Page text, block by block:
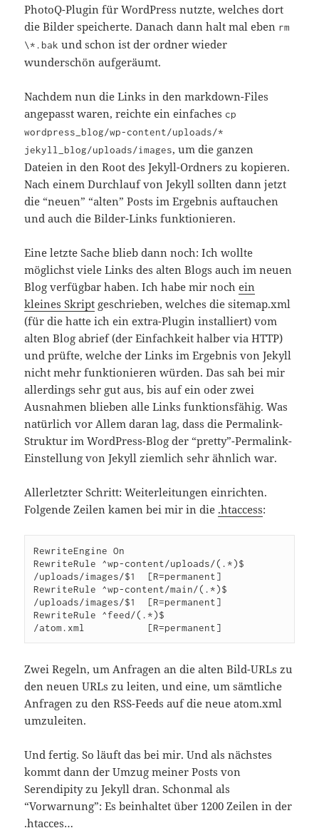
PhotoQ-Plugin für WordPress nutzte, welches dort
die Bilder speicherte. Danach dann halt mal eben rm
\*.bak und schon ist der ordner wieder
wunderschön aufgeräumt.
Nachdem nun die Links in den markdown-Files
angepasst waren, reichte ein einfaches cp
wordpress_blog/wp-content/uploads/*
jekyll_blog/uploads/images, um die ganzen
Dateien in den Root des Jekyll-Ordners zu kopieren.
Nach einem Durchlauf von Jekyll sollten dann jetzt
die “neuen” “alten” Posts im Ergebnis auftauchen
und auch die Bilder-Links funktionieren.
Eine letzte Sache blieb dann noch: Ich wollte
möglichst viele Links des alten Blogs auch im neuen
Blog verfügbar haben. Ich habe mir nochein
kleines Skript geschrieben, welches die sitemap.xml
(für die hatte ich ein extra-Plugin installiert) vom
alten Blog abrief (der Einfachkeit halber via HTTP)
und prüfte, welche der Links im Ergebnis von Jekyll
nicht mehr funktionieren würden. Das sah bei mir
allerdings sehr gut aus, bis auf ein oder zwei
Ausnahmen blieben alle Links funktionsfähig. Was
natürlich vor Allem daran lag, dass die Permalink-
Struktur im WordPress-Blog der “pretty”-Permalink-
Einstellung von Jekyll ziemlich sehr ähnlich war.
Allerletzter Schritt: Weiterleitungen einrichten.
Folgende Zeilen kamen bei mir in die .htaccess:
RewriteEngine On
RewriteRule ^wp-content/uploads/(.*)$
/uploads/images/$1  [R=permanent]
RewriteRule ^wp-content/main/(.*)$
/uploads/images/$1  [R=permanent]
RewriteRule ^feed/(.*)$
/atom.xml           [R=permanent]
Zwei Regeln, um Anfragen an die alten Bild-URLs zu
den neuen URLs zu leiten, und eine, um sämtliche
Anfragen zu den RSS-Feeds auf die neue atom.xml
umzuleiten.
Und fertig. So läuft das bei mir. Und als nächstes
kommt dann der Umzug meiner Posts von
Serendipity zu Jekyll dran. Schonmal als
“Vorwarnung”: Es beinhaltet über 1200 Zeilen in der
.htacces…